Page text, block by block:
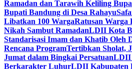
Ramadan dan Tarawih Keliling
Bupati Bandung di Desa Rahayu
Libatkan 100 WargaRatusan Warga
Nikah Sambut RamadanLDII Kota
Standarisasi Imam dan Khatib Oleh
Rencana ProgramTertibkan Sholat,
Jumat dalam Bingkai PersatuanLDII
Berkarakter LuhurLDII Kabupaten